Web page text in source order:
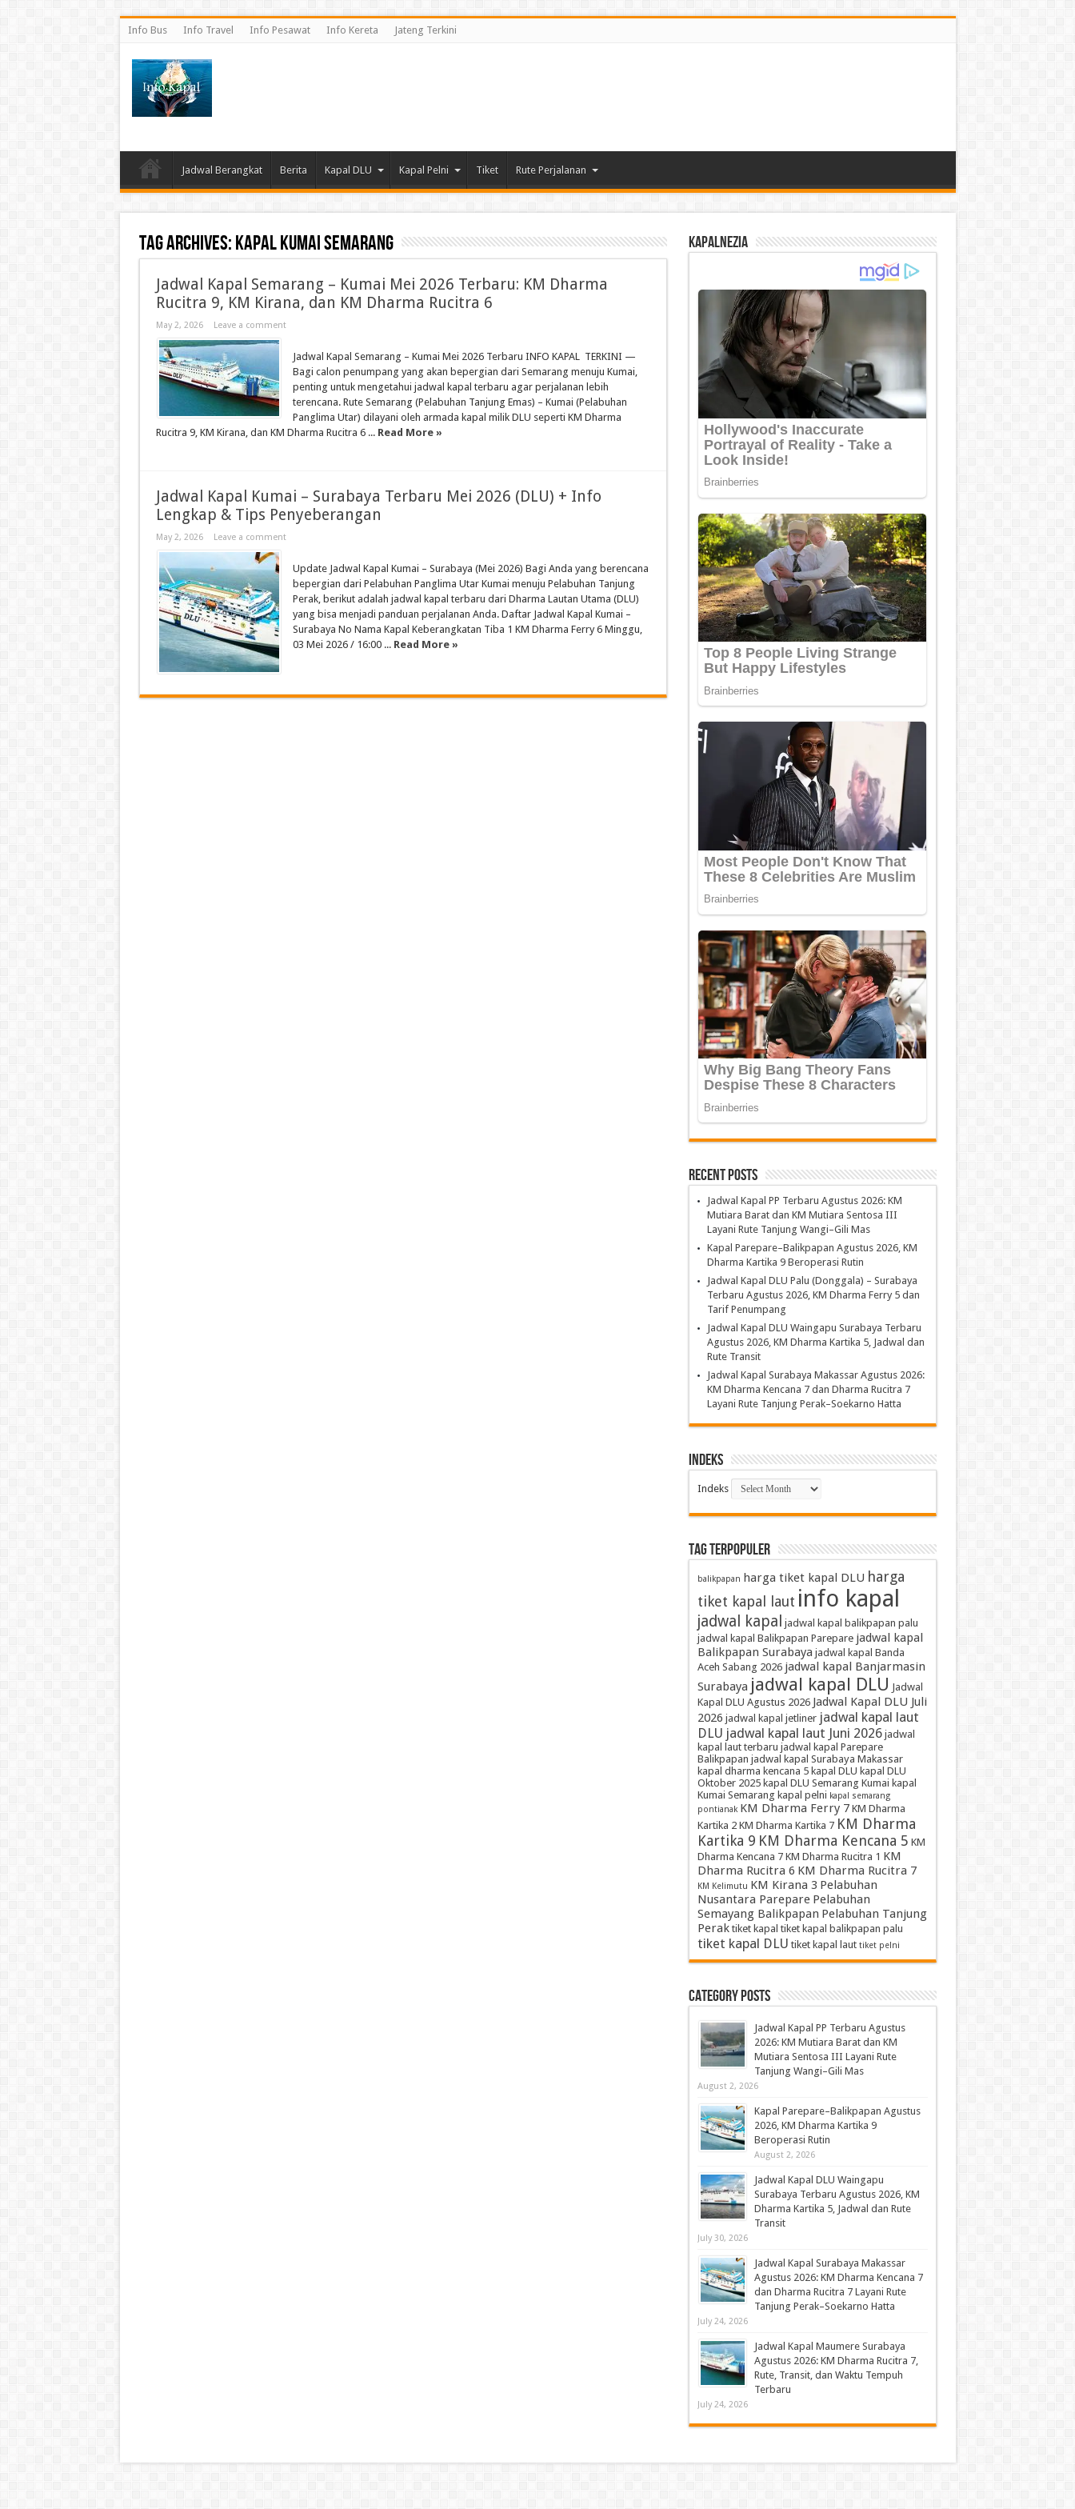
Info Bus Info Travel Info Pesawat Info Kereta Jateng Terkini
Jadwal Berangkat Berita Kapal DLU Kapal Pelni Tiket Rute Perjalanan
Tag Archives:kapal Kumai Semarang
Jadwal Kapal Semarang – Kumai Mei 2026 Terbaru: KM Dharma
Rucitra 9, KM Kirana, dan KM Dharma Rucitra 6
May 2, 2026 Leave a comment
Jadwal Kapal Semarang – Kumai Mei 2026 Terbaru INFO KAPAL TERKINI —
Bagi calon penumpang yang akan bepergian dari Semarang menuju Kumai,
penting untuk mengetahui jadwal kapal terbaru agar perjalanan lebih
terencana. Rute Semarang (Pelabuhan Tanjung Emas) – Kumai (Pelabuhan
Panglima Utar) dilayani oleh armada kapal milik DLU seperti KM Dharma
Rucitra 9, KM Kirana, dan KM Dharma Rucitra 6 ... Read More »
Jadwal Kapal Kumai – Surabaya Terbaru Mei 2026 (DLU) + Info
Lengkap & Tips Penyeberangan
May 2, 2026 Leave a comment
Update Jadwal Kapal Kumai – Surabaya (Mei 2026) Bagi Anda yang berencana
bepergian dari Pelabuhan Panglima Utar Kumai menuju Pelabuhan Tanjung
Perak, berikut adalah jadwal kapal terbaru dari Dharma Lautan Utama (DLU)
yang bisa menjadi panduan perjalanan Anda. Daftar Jadwal Kapal Kumai –
Surabaya No Nama Kapal Keberangkatan Tiba 1 KM Dharma Ferry 6 Minggu,
03 Mei 2026 / 16:00 ... Read More »
Kapalnezia
Recent Posts
Jadwal Kapal PP Terbaru Agustus 2026: KM
Mutiara Barat dan KM Mutiara Sentosa III
Layani Rute Tanjung Wangi–Gili Mas
Kapal Parepare–Balikpapan Agustus 2026, KM
Dharma Kartika 9 Beroperasi Rutin
Jadwal Kapal DLU Palu (Donggala) – Surabaya
Terbaru Agustus 2026, KM Dharma Ferry 5 dan
Tarif Penumpang
Jadwal Kapal DLU Waingapu Surabaya Terbaru
Agustus 2026, KM Dharma Kartika 5, Jadwal dan
Rute Transit
Jadwal Kapal Surabaya Makassar Agustus 2026:
KM Dharma Kencana 7 dan Dharma Rucitra 7
Layani Rute Tanjung Perak–Soekarno Hatta
Indeks
Indeks
TAG TERPOPULER
balikpapan harga tiket kapal DLU harga
tiket kapal laut info kapal
jadwal kapal jadwal kapal balikpapan palu
jadwal kapal Balikpapan Parepare jadwal kapal
Balikpapan Surabaya jadwal kapal Banda
Aceh Sabang 2026 jadwal kapal Banjarmasin
Surabaya jadwal kapal DLU Jadwal
Kapal DLU Agustus 2026 Jadwal Kapal DLU Juli
2026 jadwal kapal jetliner jadwal kapal laut
DLU jadwal kapal laut Juni 2026 jadwal
kapal laut terbaru jadwal kapal Parepare
Balikpapan jadwal kapal Surabaya Makassar
kapal dharma kencana 5 kapal DLU kapal DLU
Oktober 2025 kapal DLU Semarang Kumai kapal
Kumai Semarang kapal pelni kapal semarang
pontianak KM Dharma Ferry 7 KM Dharma
Kartika 2 KM Dharma Kartika 7 KM Dharma
Kartika 9 KM Dharma Kencana 5 KM
Dharma Kencana 7 KM Dharma Rucitra 1 KM
Dharma Rucitra 6 KM Dharma Rucitra 7
KM Kelimutu KM Kirana 3 Pelabuhan
Nusantara Parepare Pelabuhan
Semayang Balikpapan Pelabuhan Tanjung
Perak tiket kapal tiket kapal balikpapan palu
tiket kapal DLU tiket kapal laut tiket pelni
Category Posts
Jadwal Kapal PP Terbaru Agustus
2026: KM Mutiara Barat dan KM
Mutiara Sentosa III Layani Rute
Tanjung Wangi–Gili Mas
August 2, 2026
Kapal Parepare–Balikpapan Agustus
2026, KM Dharma Kartika 9
Beroperasi Rutin
August 2, 2026
Jadwal Kapal DLU Waingapu
Surabaya Terbaru Agustus 2026, KM
Dharma Kartika 5, Jadwal dan Rute
Transit
July 30, 2026
Jadwal Kapal Surabaya Makassar
Agustus 2026: KM Dharma Kencana 7
dan Dharma Rucitra 7 Layani Rute
Tanjung Perak–Soekarno Hatta
July 24, 2026
Jadwal Kapal Maumere Surabaya
Agustus 2026: KM Dharma Rucitra 7,
Rute, Transit, dan Waktu Tempuh
Terbaru
July 24, 2026